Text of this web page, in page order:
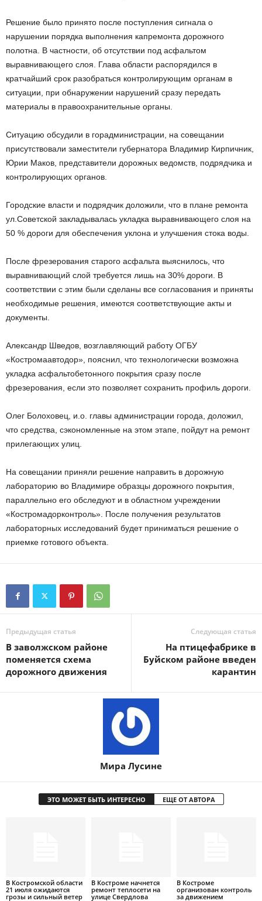
Решение было принято после поступления сигнала о
нарушении порядка выполнения капремонта дорожного
полотна. В частности, об отсутствии под асфальтом
выравнивающего слоя. Глава области распорядился в
кратчайший срок разобраться контролирующим органам в
ситуации, при обнаружении нарушений сразу передать
материалы в правоохранительные органы.
Ситуацию обсудили в горадминистрации, на совещании
присутствовали заместители губернатора Владимир Кирпичник,
Юрии Маков, представители дорожных ведомств, подрядчика и
контролирующих органов.
Городские власти и подрядчик доложили, что в плане ремонта
ул.Советской закладывалась укладка выравнивающего слоя на
50 % дороги для обеспечения уклона и улучшения стока воды.
После фрезерования старого асфальта выяснилось, что
выравнивающий слой требуется лишь на 30% дороги. В
соответствии с этим были сделаны все согласования и приняты
необходимые решения, имеются соответствующие акты и
документы.
Александр Шведов, возглавляющий работу ОГБУ
«Костромаавтодор», пояснил, что технологически возможна
укладка асфальтобетонного покрытия сразу после
фрезерования, если это позволяет сохранить профиль дороги.
Олег Болоховец, и.о. главы администрации города, доложил,
что средства, сэкономленные на этом этапе, пойдут на ремонт
прилегающих улиц.
На совещании приняли решение направить в дорожную
лабораторию во Владимире образцы дорожного покрытия,
параллельно его обследуют и в областном учреждении
«Костромадорконтроль». После получения результатов
лабораторных исследований будет приниматься решение о
приемке готового объекта.
Предыдущая статья
В заволжском районе
поменяется схема
дорожного движения
Следующая статья
На птицефабрике в
Буйском районе введен
карантин
Мира Лусине
ЭТО МОЖЕТ БЫТЬ ИНТЕРЕСНО ЕЩЕ ОТ АВТОРА
В Костромской области
21 июля ожидаются
грозы и сильный ветер
В Костроме начнется
ремонт теплосети на
улице Свердлова
В Костроме
организован контроль
за движением